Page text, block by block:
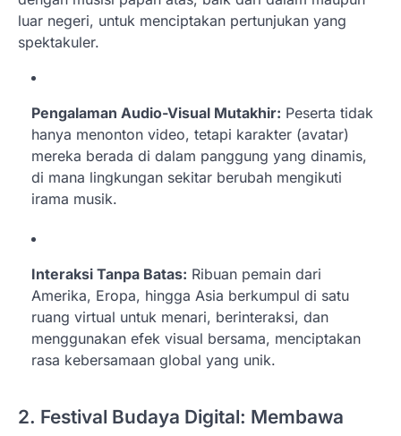
luar negeri, untuk menciptakan pertunjukan yang
spektakuler.
Pengalaman Audio-Visual Mutakhir: Peserta tidak
hanya menonton video, tetapi karakter (avatar)
mereka berada di dalam panggung yang dinamis,
di mana lingkungan sekitar berubah mengikuti
irama musik.
Interaksi Tanpa Batas: Ribuan pemain dari
Amerika, Eropa, hingga Asia berkumpul di satu
ruang virtual untuk menari, berinteraksi, dan
menggunakan efek visual bersama, menciptakan
rasa kebersamaan global yang unik.
2. Festival Budaya Digital: Membawa